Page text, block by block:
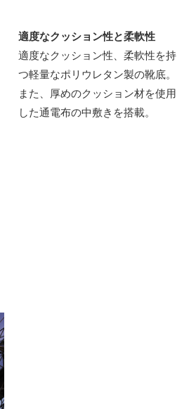
適度なクッション性と柔軟性
適度なクッション性、柔軟性を持
つ軽量なポリウレタン製の靴底。
また、厚めのクッション材を使用
した通電布の中敷きを搭載。